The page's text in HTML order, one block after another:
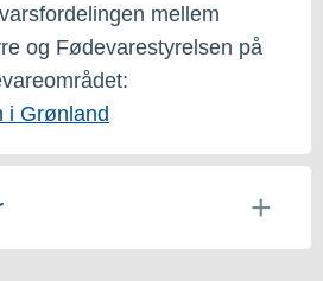
mellem
og Fødevarestyrelsen på
i Grønland